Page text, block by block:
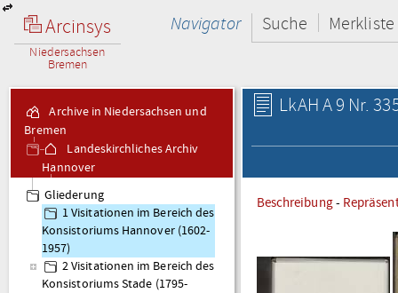
Arcinsys
Niedersachsen
Bremen
Navigator Suche Merkliste
Archive in Niedersachsen und
Bremen
Landeskirchliches Archiv
Hannover
Gliederung
1 Visitationen im Bereich des
Konsistoriums Hannover (1602-
1957)
2 Visitationen im Bereich des
Konsistoriums Stade (1795-
LkAH A 9 Nr.
Beschreibung-